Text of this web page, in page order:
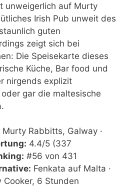
unweigerlich auf Murty
Irish Pub unweit des
guten
zeigt sich bei
Die Speisekarte dieses
Küche, Bar food und
nirgends explizit
gar die maltesische
Murty Rabbitts, Galway ·
4.4/5 (337
#56 von 431
Fenkata auf Malta ·
Cooker, 6 Stunden